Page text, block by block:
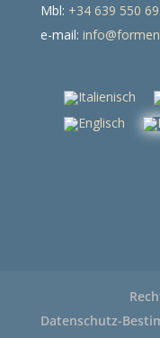
Mbl: +34 639 550
e-mail:
Datenschutz-